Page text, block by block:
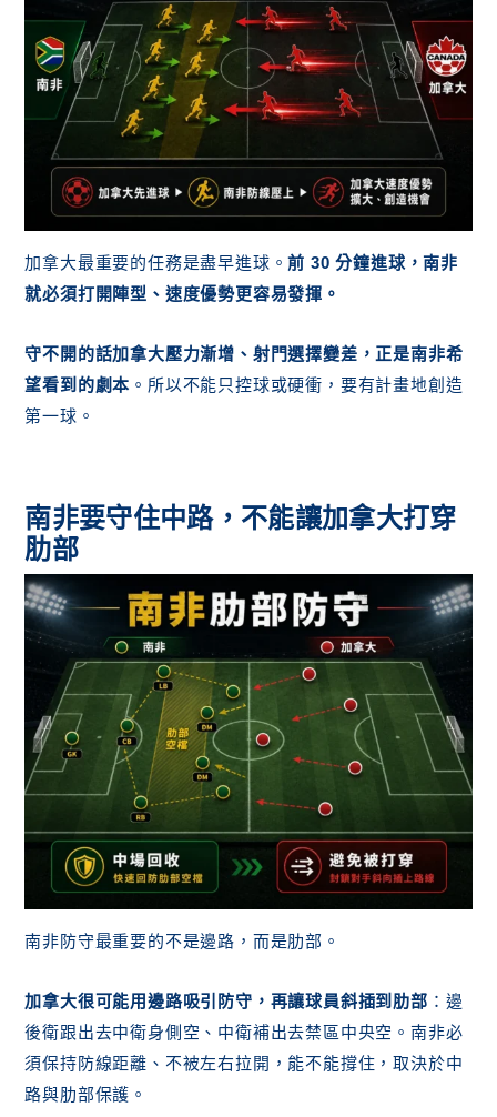
加拿大最重要的任務是盡早進球。前 30 分鐘進球，南非
就必須打開陣型、速度優勢更容易發揮。
守不開的話加拿大壓力漸增、射門選擇變差，正是南非希
望看到的劇本 。所以不能只控球或硬衝，要有計畫地創造
第一球。
南非要守住中路，不能讓加拿大打穿
肋部
南非防守最重要的不是邊路，而是肋部。
加拿大很可能用邊路吸引防守，再讓球員斜插到肋部 ：邊
後衛跟出去中衛身側空、中衛補出去禁區中央空。南非必
須保持防線距離、不被左右拉開，能不能撐住，取決於中
路與肋部保護。